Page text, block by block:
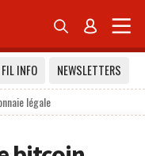
 
FIL INFO
NEWSLETTERS
légale